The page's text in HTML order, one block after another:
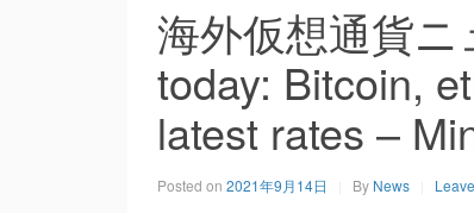
海外仮想通貨
today: Bitcoin,
latest rates –
Posted on 2021年9月14日 By News